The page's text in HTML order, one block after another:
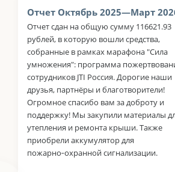
Отчет Октябрь 2025—Март
Отчет сдан на общую сумму 116621.93
рублей, в которую вошли средства,
собранные в рамках марафона "Сила
умножения": программа
сотрудников JTI Россия. Дорогие наши
друзья, партнёры и благотворители!
Огромное спасибо вам за доброту и
поддержку! Мы закупили материалы
утепления и ремонта крыши. Также
приобрели аккумулятор для
пожарно‑охранной сигнализации.